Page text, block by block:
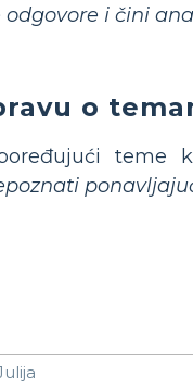
i čini
o
teme